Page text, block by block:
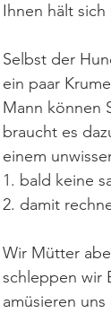
Ihnen hält
Selbst der
ein paar
Mann können
braucht es
einem
1. bald keine
2. damit
Wir Mütter
schleppen wir
amüsieren